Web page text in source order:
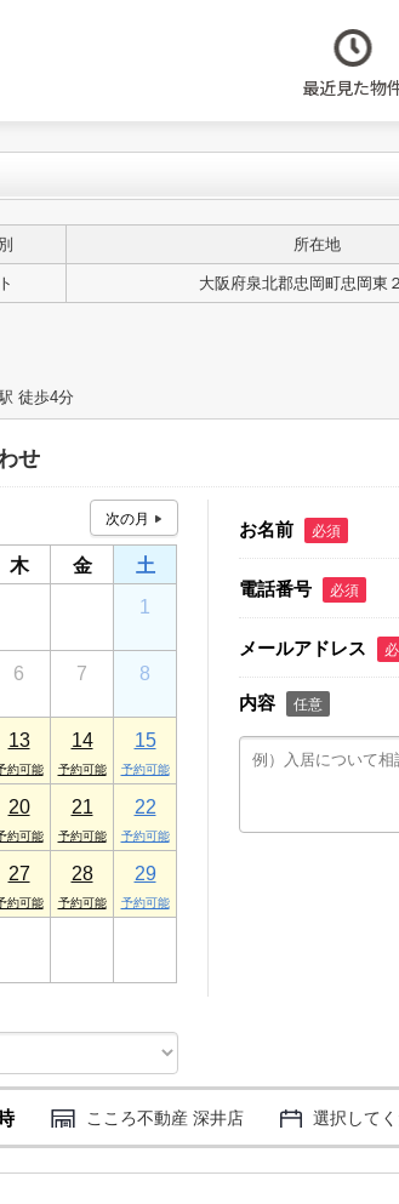
最近見た物
所在地
大阪府泉北郡忠岡町忠岡東
徒歩4分
せ
木 金
土
1
6 7 8
13 14 15
20 21 22
27 28 29
お名前 必須
電話番号 必須
メールアドレス
内容 任意
こころ不動産 深井店 選択して